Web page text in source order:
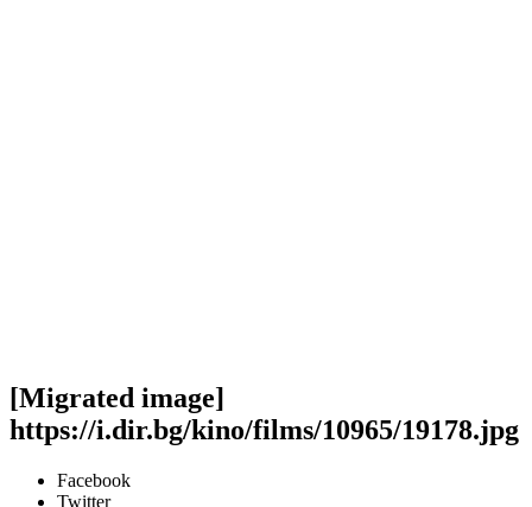
[Migrated image]
https://i.dir.bg/kino/films/10965/19178.jpg
Facebook
Twitter